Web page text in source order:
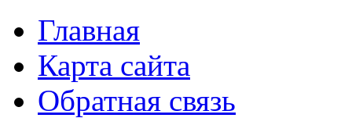
Главная
Карта сайта
Обратная связь